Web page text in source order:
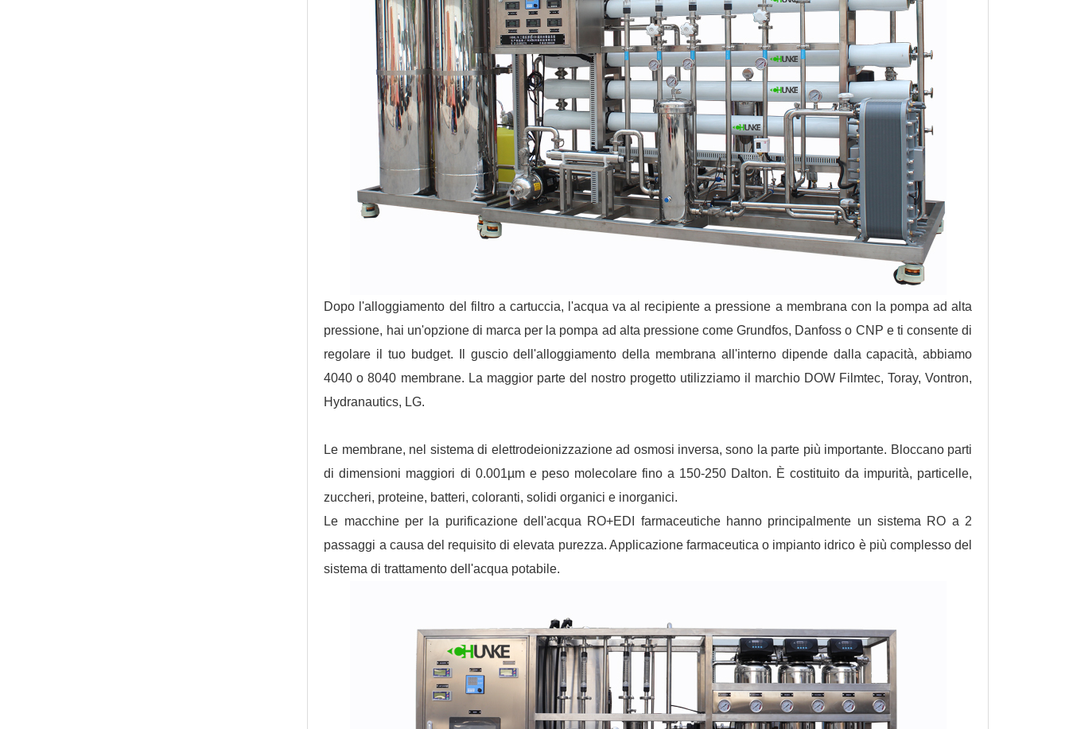
Dopo l'alloggiamento del filtro a cartuccia, l'acqua va al recipiente a pressione a membrana con la pompa ad alta
pressione, hai un'opzione di marca per la pompa ad alta pressione come Grundfos, Danfoss o CNP e ti consente di
regolare il tuo budget. Il guscio dell'alloggiamento della membrana all'interno dipende dalla capacità, abbiamo
4040 o 8040 membrane. La maggior parte del nostro progetto utilizziamo il marchio DOW Filmtec, Toray, Vontron,
Hydranautics, LG.
Le membrane, nel sistema di elettrodeionizzazione ad osmosi inversa, sono la parte più importante. Bloccano parti
di dimensioni maggiori di 0.001µm e peso molecolare fino a 150-250 Dalton. È costituito da impurità, particelle,
zuccheri, proteine, batteri, coloranti, solidi organici e inorganici.
Le macchine per la purificazione dell'acqua RO+EDI farmaceutiche hanno principalmente un sistema RO a 2
passaggi a causa del requisito di elevata purezza. Applicazione farmaceutica o impianto idrico è più complesso del
sistema di trattamento dell'acqua potabile.